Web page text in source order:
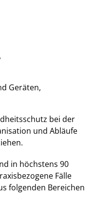
Geräten,
bei der
und Abläufe
in höchstens 90
Fälle
folgenden Bereichen